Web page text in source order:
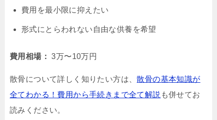
費用を最小限に抑えたい
形式にとらわれない自由な供養を希望
費用相場： 3万〜10万円
散骨について詳しく知りたい方は、散骨の基本知識が
全てわかる！費用から手続きまで全て解説 も併せてお
読みください。